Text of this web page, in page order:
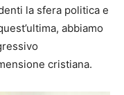
la sfera politica e
abbiamo
cristiana.